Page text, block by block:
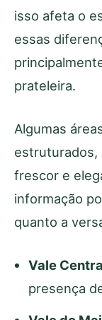
isso afeta o
essas
prateleira.
Algumas
estruturados,
frescor e
informação
quanto a
Vale
presença